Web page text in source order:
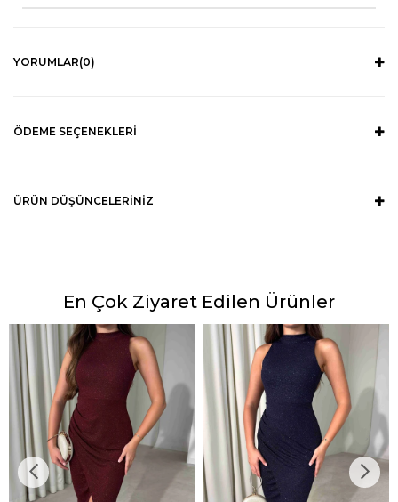
YORUMLAR(0)
ÖDEME SEÇENEKLERI
ÜRÜN DÜŞÜNCELERINIZ
En Çok Ziyaret Edilen Ürünler